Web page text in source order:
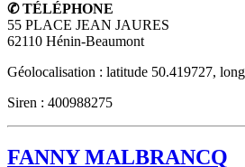
✆ TÉLÉPHONE
55 PLACE JEAN JAURES
62110 Hénin-Beaumont
Géolocalisation : latitude 50.419727,
Siren : 400988275
FANNY MALBRANCQ